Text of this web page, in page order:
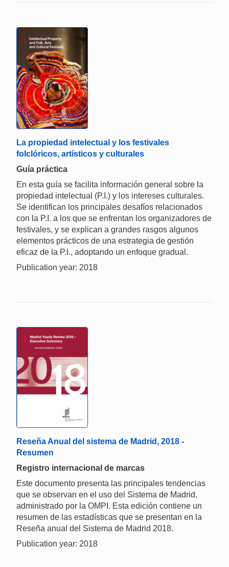
La propiedad intelectual y los festivales
folclóricos, artísticos y culturales
Guía práctica
En esta guía se facilita información general sobre la
propiedad intelectual (P.I.) y los intereses culturales.
Se identifican los principales desafíos relacionados
con la P.I. a los que se enfrentan los organizadores de
festivales, y se explican a grandes rasgos algunos
elementos prácticos de una estrategia de gestión
eficaz de la P.I., adoptando un enfoque gradual.
Publication year: 2018
Reseña Anual del sistema de Madrid, 2018 -
Resumen
Registro internacional de marcas
Este documento presenta las principales tendencias
que se observan en el uso del Sistema de Madrid,
administrado por la OMPI. Esta edición contiene un
resumen de las estadísticas que se presentan en la
Reseña anual del Sistema de Madrid 2018.
Publication year: 2018